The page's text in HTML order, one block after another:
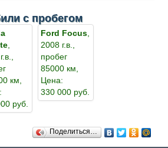
с пробегом
,
км,
руб.
Ford Focus,
2008 г.в.,
пробег
85000 км,
Цена:
330 000 руб.
Поделиться…